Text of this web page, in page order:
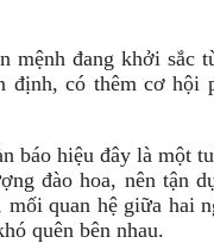
mệnh đang khởi sắc
định, có thêm cơ hội
báo hiệu đây là một
đào hoa, nên tận
quan hệ giữa hai
quên bên nhau.